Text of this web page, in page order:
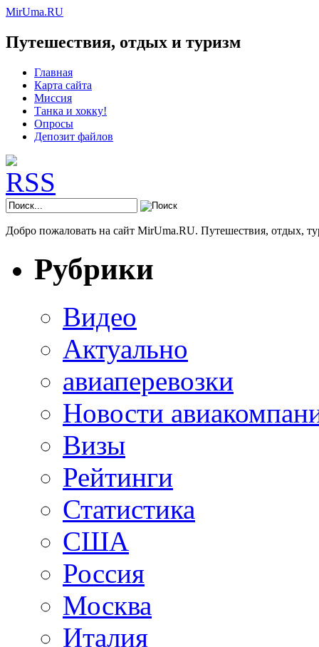
MirUma.RU
Путешествия, отдых и туризм
Главная
Карта сайта
Миссия
Танка и хокку!
Опросы
Депозит файлов
Добро пожаловать на сайт MirUma.RU. Путешествия, отдых,
Рубрики
Видео
Актуально
авиаперевозки
Новости
Визы
Рейтинги
Статистика
США
Россия
Москва
Италия